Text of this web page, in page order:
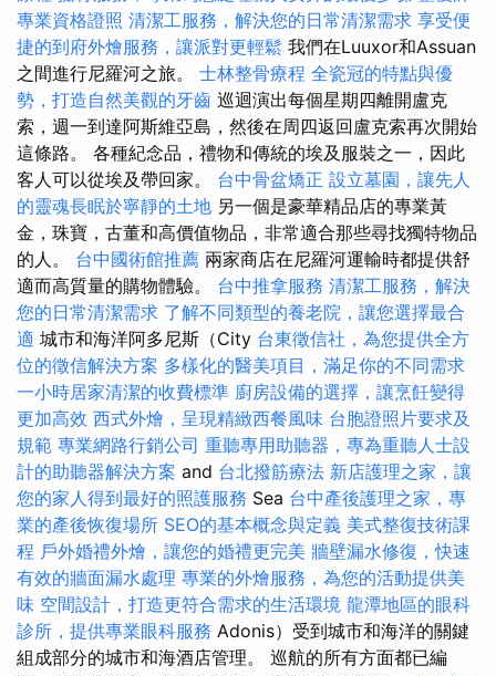
專業資格證照 清潔工服務，解決您的日常清潔需求 享受便
捷的到府外燴服務，讓派對更輕鬆 我們在Luuxor和Assuan
之間進行尼羅河之旅。 士林整骨療程 全瓷冠的特點與優
勢，打造自然美觀的牙齒 巡迴演出每個星期四離開盧克
索，週一到達阿斯維亞島，然後在周四返回盧克索再次開始
這條路。 各種紀念品，禮物和傳統的埃及服裝之一，因此
客人可以從埃及帶回家。 台中骨盆矯正 設立墓園，讓先人
的靈魂長眠於寧靜的土地 另一個是豪華精品店的專業黃
金，珠寶，古董和高價值物品，非常適合那些尋找獨特物品
的人。 台中國術館推薦 兩家商店在尼羅河運輸時都提供舒
適而高質量的購物體驗。 台中推拿服務 清潔工服務，解決
您的日常清潔需求 了解不同類型的養老院，讓您選擇最合
適 城市和海洋阿多尼斯（City 台東徵信社，為您提供全方
位的徵信解決方案 多樣化的醫美項目，滿足你的不同需求
一小時居家清潔的收費標準 廚房設備的選擇，讓烹飪變得
更加高效 西式外燴，呈現精緻西餐風味 台胞證照片要求及
規範 專業網路行銷公司 重聽專用助聽器，專為重聽人士設
計的助聽器解決方案 and 台北撥筋療法 新店護理之家，讓
您的家人得到最好的照護服務 Sea 台中產後護理之家，專
業的產後恢復場所 SEO的基本概念與定義 美式整復技術課
程 戶外婚禮外燴，讓您的婚禮更完美 牆壁漏水修復，快速
有效的牆面漏水處理 專業的外燴服務，為您的活動提供美
味 空間設計，打造更符合需求的生活環境 龍潭地區的眼科
診所，提供專業眼科服務 Adonis）受到城市和海洋的關鍵
組成部分的城市和海酒店管理。 巡航的所有方面都已編